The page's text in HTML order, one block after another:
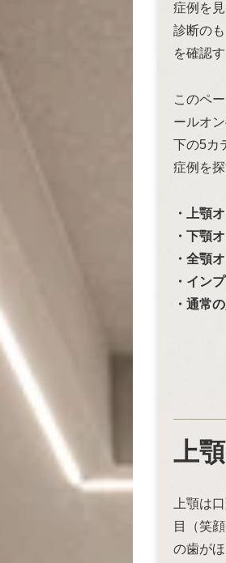
症例を
診断の
を確認
このペ
ールオ
下の5カ
症例を
・上顎
・下顎
・全顎
・イン
・通常
上
上顎は
目（笑
の歯が